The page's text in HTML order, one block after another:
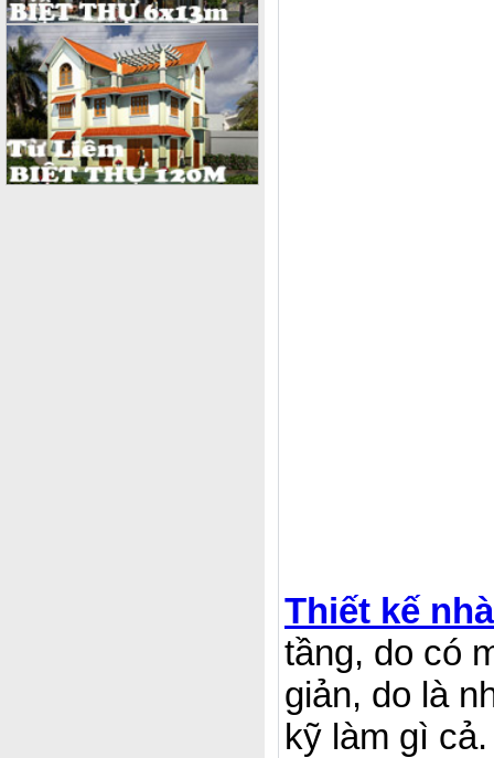
Thiết kế
tầng, do có
giản, do là
kỹ làm gì